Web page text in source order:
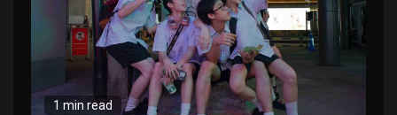
1 min read